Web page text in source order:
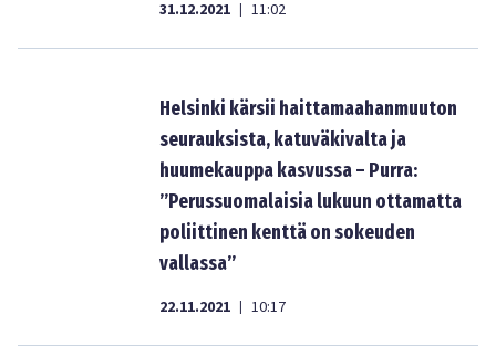
31.12.2021 | 11:02
Helsinki kärsii haittamaahanmuuton
seurauksista, katuväkivalta ja
huumekauppa kasvussa – Purra:
”Perussuomalaisia lukuun ottamatta
poliittinen kenttä on sokeuden
vallassa”
22.11.2021 | 10:17